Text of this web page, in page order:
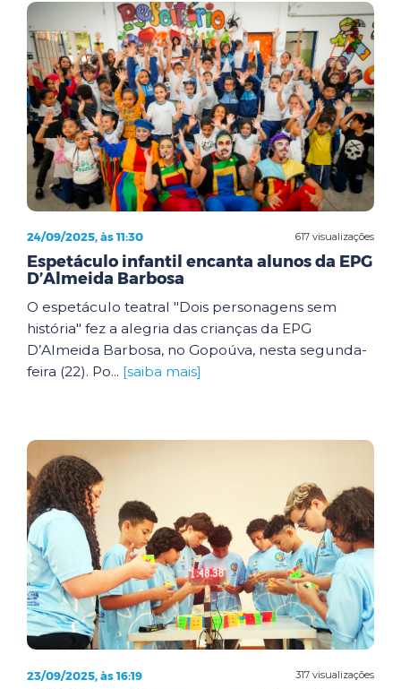
617 visualizações
24/09/2025, às 11:30
Espetáculo infantil encanta alunos da EPG
D’Almeida Barbosa
O espetáculo teatral "Dois personagens sem
história" fez a alegria das crianças da EPG
D’Almeida Barbosa, no Gopoúva, nesta segunda-
feira (22). Po... [saiba mais]
317 visualizações
23/09/2025, às 16:19